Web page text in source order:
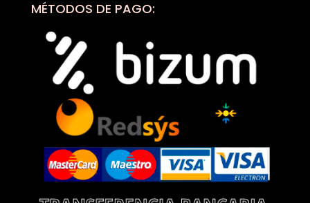
MÉTODOS DE PAGO: